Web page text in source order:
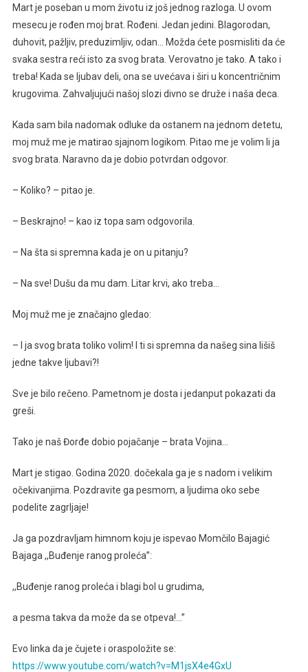
Mart je poseban u mom životu iz još jednog razloga. U ovom
mesecu je rođen moj brat. Rođeni. Jedan jedini. Blagorodan,
duhovit, pažljiv, preduzimljiv, odan… Možda ćete posmisliti da će
svaka sestra reći isto za svog brata. Verovatno je tako. A tako i
treba! Kada se ljubav deli, ona se uvećava i širi u koncentričnim
krugovima. Zahvaljujući našoj slozi divno se druže i naša deca.
Kada sam bila nadomak odluke da ostanem na jednom detetu,
moj muž me je matirao sjajnom logikom. Pitao me je volim li ja
svog brata. Naravno da je dobio potvrdan odgovor.
– Koliko? – pitao je.
– Beskrajno! – kao iz topa sam odgovorila.
– Na šta si spremna kada je on u pitanju?
– Na sve! Dušu da mu dam. Litar krvi, ako treba…
Moj muž me je značajno gledao:
– I ja svog brata toliko volim! I ti si spremna da našeg sina lišiš
jedne takve ljubavi?!
Sve je bilo rečeno. Pametnom je dosta i jedanput pokazati da
greši.
Tako je naš Đorđe dobio pojačanje – brata Vojina…
Mart je stigao. Godina 2020. dočekala ga je s nadom i velikim
očekivanjima. Pozdravite ga pesmom, a ljudima oko sebe
podelite zagrljaje!
Ja ga pozdravljam himnom koju je ispevao Momčilo Bajagić
Bajaga ,,Buđenje ranog proleća”:
,,Buđenje ranog proleća i blagi bol u grudima,
a pesma takva da može da se otpeva!…”
Evo linka da je čujete i oraspoložite se:
https://www.youtube.com/watch?v=M1jsX4e4GxU